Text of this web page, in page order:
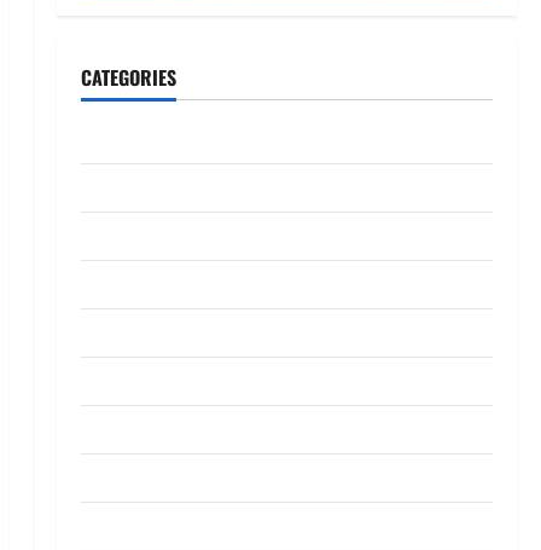
CATEGORIES